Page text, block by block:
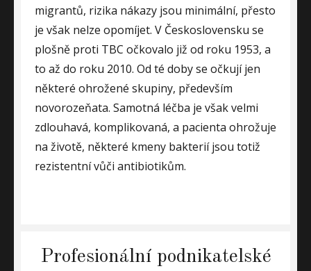
migrantů, rizika nákazy jsou minimální, přesto
je však nelze opomíjet. V Československu se
plošně proti TBC očkovalo již od roku 1953, a
to až do roku 2010. Od té doby se očkují jen
některé ohrožené skupiny, především
novorozeňata. Samotná léčba je však velmi
zdlouhavá, komplikovaná, a pacienta ohrožuje
na životě, některé kmeny bakterií jsou totiž
rezistentní vůči antibiotikům.
Profesionální podnikatelské